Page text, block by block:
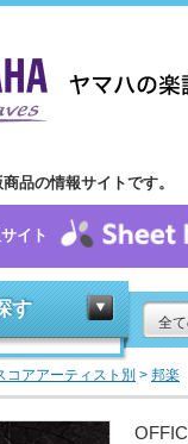
品の情報サイトです。
イト
す
全
コアアーティスト別 > 邦楽